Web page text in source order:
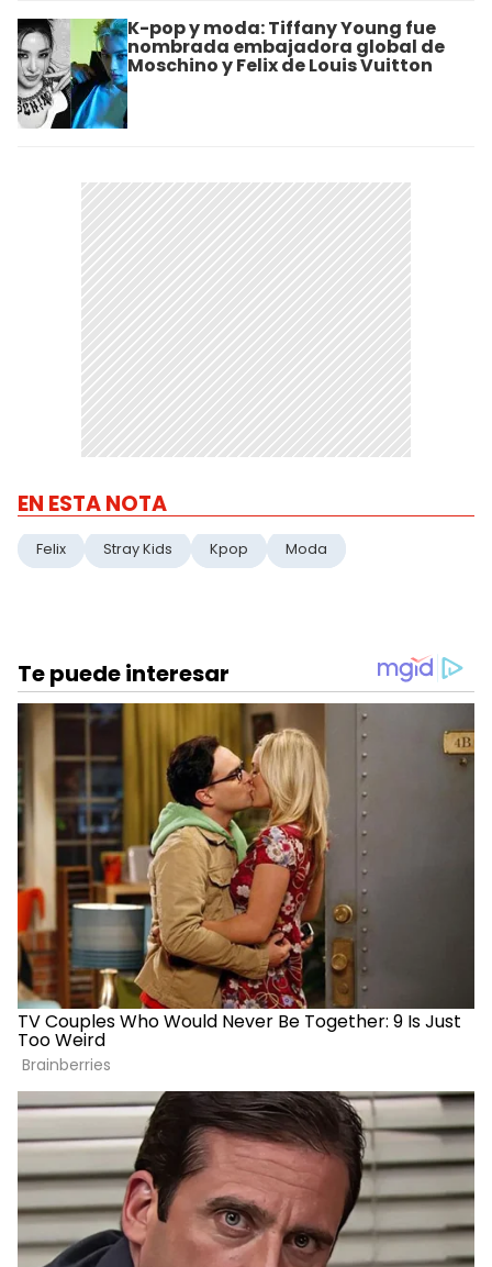
K-pop y moda: Tiffany Young fue
nombrada embajadora global de
Moschino y Felix de Louis Vuitton
EN ESTA NOTA
Felix Stray Kids Kpop Moda